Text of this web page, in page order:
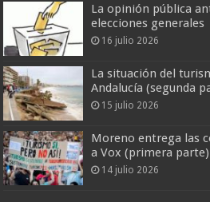
La opinión pública
elecciones generales
16 julio 2026
La situación del
Andalucía (segunda
15 julio 2026
Moreno entrega las
a Vox (primera parte)
14 julio 2026